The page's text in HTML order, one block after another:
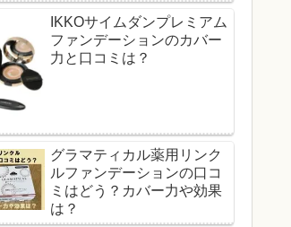
IKKOサイムダンプレミアム
ファンデーションのカバー
力と口コミは？
グラマティカル薬用リンク
ルファンデーションの口コ
ミはどう？カバー力や効果
は？